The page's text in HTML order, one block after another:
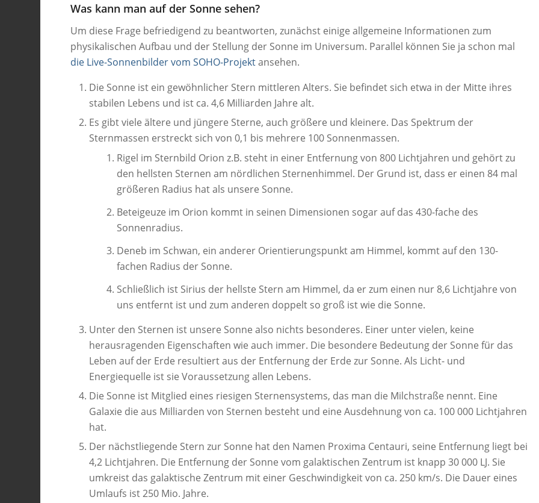
Was kann man auf der Sonne sehen?
Um diese Frage befriedigend zu beantworten, zunächst einige allgemeine Informationen zum
physikalischen Aufbau und der Stellung der Sonne im Universum. Parallel können Sie ja schon mal
die Live-Sonnenbilder vom SOHO-Projektansehen.
Die Sonne ist ein gewöhnlicher Stern mittleren Alters. Sie befindet sich etwa in der Mitte ihres
stabilen Lebens und ist ca. 4,6 Milliarden Jahre alt.
Es gibt viele ältere und jüngere Sterne, auch größere und kleinere. Das Spektrum der
Sternmassen erstreckt sich von 0,1 bis mehrere 100 Sonnenmassen.
Rigel im Sternbild Orion z.B. steht in einer Entfernung von 800 Lichtjahren und gehört zu
den hellsten Sternen am nördlichen Sternenhimmel. Der Grund ist, dass er einen 84 mal
größeren Radius hat als unsere Sonne.
Beteigeuze im Orion kommt in seinen Dimensionen sogar auf das 430-fache des
Sonnenradius.
Deneb im Schwan, ein anderer Orientierungspunkt am Himmel, kommt auf den 130-
fachen Radius der Sonne.
Schließlich ist Sirius der hellste Stern am Himmel, da er zum einen nur 8,6 Lichtjahre von
uns entfernt ist und zum anderen doppelt so groß ist wie die Sonne.
Unter den Sternen ist unsere Sonne also nichts besonderes. Einer unter vielen, keine
herausragenden Eigenschaften wie auch immer. Die besondere Bedeutung der Sonne für das
Leben auf der Erde resultiert aus der Entfernung der Erde zur Sonne. Als Licht- und
Energiequelle ist sie Voraussetzung allen Lebens.
Die Sonne ist Mitglied eines riesigen Sternensystems, das man die Milchstraße nennt. Eine
Galaxie die aus Milliarden von Sternen besteht und eine Ausdehnung von ca. 100 000 Lichtjahren
hat.
Der nächstliegende Stern zur Sonne hat den Namen Proxima Centauri, seine Entfernung liegt bei
4,2 Lichtjahren. Die Entfernung der Sonne vom galaktischen Zentrum ist knapp 30 000 LJ. Sie
umkreist das galaktische Zentrum mit einer Geschwindigkeit von ca. 250 km/s. Die Dauer eines
Umlaufs ist 250 Mio. Jahre.